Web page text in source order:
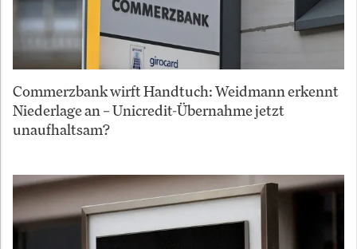
Commerzbank wirft Handtuch: Weidmann erkennt
Niederlage an – Unicredit-Übernahme jetzt
unaufhaltsam?